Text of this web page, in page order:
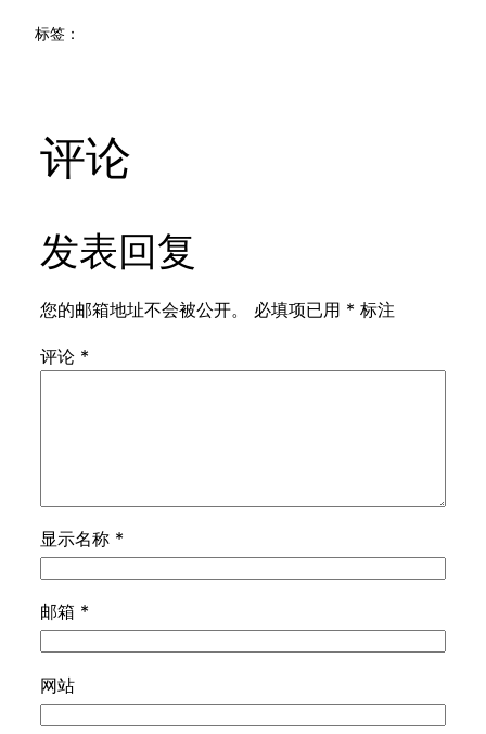
标签：
评论
发表回复
您的邮箱地址不会被公开。 必填项已用 * 标注
评论 *
显示名称 *
邮箱 *
网站